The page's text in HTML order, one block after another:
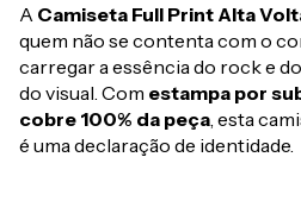
A Camiseta Full Print Alta
quem não se contenta com o
carregar a essência do rock e
do visual. Com estampa por
cobre 100% da peça , esta
é uma declaração de identidade.